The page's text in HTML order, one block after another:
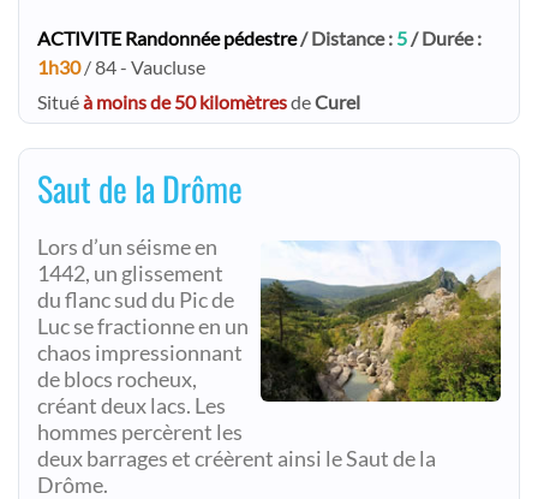
ACTIVITE Randonnée pédestre/ Distance : 5/ Durée :
1h30/ 84 - Vaucluse
Situéà moins de 50 kilomètresdeCurel
Saut de la Drôme
Lors d’un séisme en
1442, un glissement
du flanc sud du Pic de
Luc se fractionne en un
chaos impressionnant
de blocs rocheux,
créant deux lacs. Les
hommes percèrent les
deux barrages et créèrent ainsi le Saut de la
Drôme.